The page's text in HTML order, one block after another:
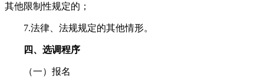
其他限制性规定的；
7.法律、法规规定的其他情形。
四、选调程序
（一）报名